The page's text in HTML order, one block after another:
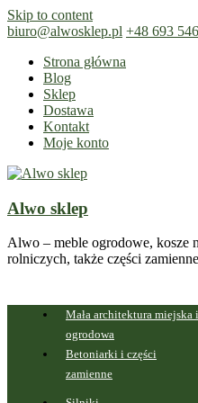
Skip to content
biuro@alwosklep.pl +48 693
Strona główna
Blog
Sklep
Dostawa
Kontakt
Moje konto
Alwo sklep
Alwo – meble ogrodowe, kosze
rolniczych, także części
Mała architektura miejska i
ogrodowa
Betoniarki i części
zamienne